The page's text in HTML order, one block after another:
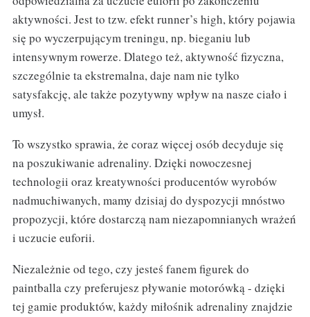
aktywności. Jest to tzw. efekt runner’s high, który pojawia
się po wyczerpującym treningu, np. bieganiu lub
intensywnym rowerze. Dlatego też, aktywność fizyczna,
szczególnie ta ekstremalna, daje nam nie tylko
satysfakcję, ale także pozytywny wpływ na nasze ciało i
umysł.
To wszystko sprawia, że coraz więcej osób decyduje się
na poszukiwanie adrenaliny. Dzięki nowoczesnej
technologii oraz kreatywności producentów wyrobów
nadmuchiwanych, mamy dzisiaj do dyspozycji mnóstwo
propozycji, które dostarczą nam niezapomnianych wrażeń
i uczucie euforii.
Niezależnie od tego, czy jesteś fanem figurek do
paintballa czy preferujesz pływanie motorówką - dzięki
tej gamie produktów, każdy miłośnik adrenaliny znajdzie